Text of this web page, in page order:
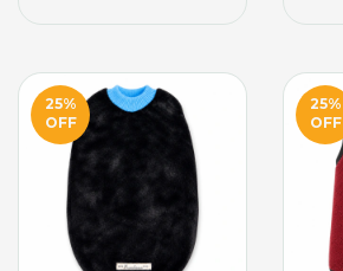
25%
OFF
25%
OFF